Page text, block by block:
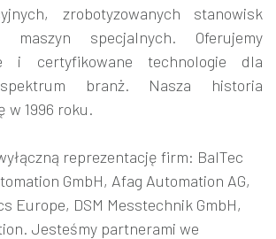
zrobotyzowanych stanowisk
maszyn specjalnych. Oferujemy
i certyfikowane technologie dla
branż. Nasza historia
w 1996 roku.
reprezentację firm: BalTec
GmbH, Afag Automation AG,
Europe, DSM Messtechnik GmbH,
Jesteśmy partnerami we